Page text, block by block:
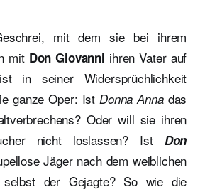
mit dem sie bei ihrem
mit Don Giovanni ihren Vater auf
in seiner Widersprüchlichkeit
ganze Oper: IstDonna Annadas
Oder will sie ihren
nicht loslassen? Ist Don
Jäger nach dem weiblichen
selbst der Gejagte? So wie die